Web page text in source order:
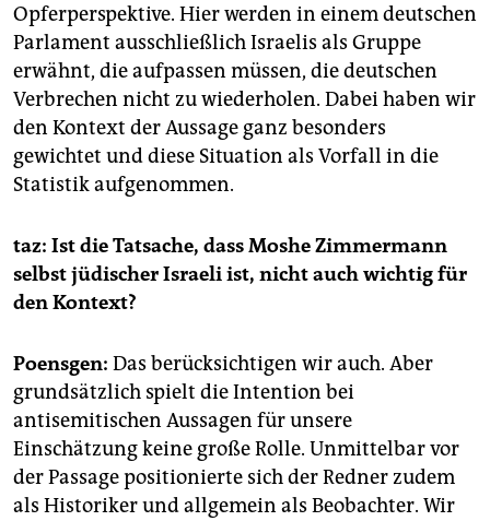
Opferperspektive. Hier werden in einem deutschen
Parlament ausschließlich Israelis als Gruppe
erwähnt, die aufpassen müssen, die deutschen
Verbrechen nicht zu wiederholen. Dabei haben wir
den Kontext der Aussage ganz besonders
gewichtet und diese Situation als Vorfall in die
Statistik aufgenommen.
taz: Ist die Tatsache, dass Moshe Zimmermann
selbst jüdischer Israeli ist, nicht auch wichtig für
den Kontext?
Poensgen: Das berücksichtigen wir auch. Aber
grundsätzlich spielt die Intention bei
antisemitischen Aussagen für unsere
Einschätzung keine große Rolle. Unmittelbar vor
der Passage positionierte sich der Redner zudem
als Historiker und allgemein als Beobachter. Wir